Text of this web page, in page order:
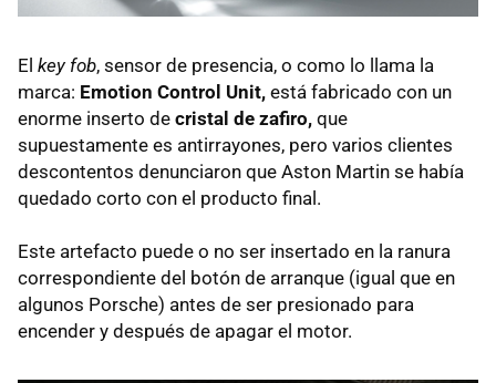
El key fob, sensor de presencia, o como lo llama la
marca: Emotion Control Unit, está fabricado con un
enorme inserto de cristal de zafiro, que
supuestamente es antirrayones, pero varios clientes
descontentos denunciaron que Aston Martin se había
quedado corto con el producto final.
Este artefacto puede o no ser insertado en la ranura
correspondiente del botón de arranque (igual que en
algunos Porsche) antes de ser presionado para
encender y después de apagar el motor.